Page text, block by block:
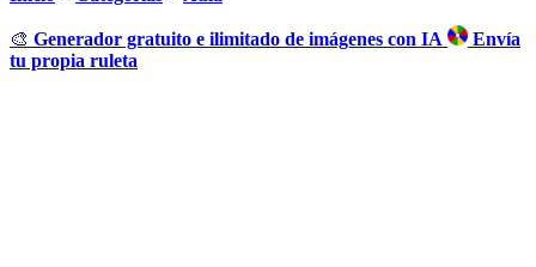
🎨 Generador gratuito e ilimitado de imágenes con IA
Envía
tu propia ruleta